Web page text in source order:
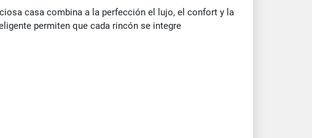
casa combina a la perfección el lujo, el confort y la
permiten que cada rincón se integre